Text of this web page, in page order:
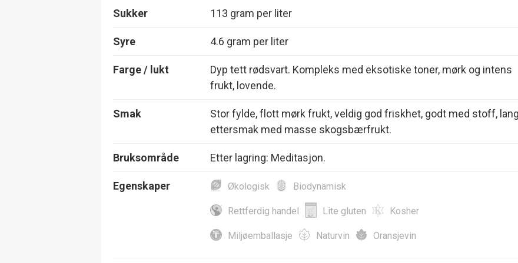
Sukker 113 gram per liter
Syre 4.6 gram per liter
Farge / lukt
Dyp tett rødsvart. Kompleks med eksotiske toner, mørk og intens
frukt, lovende.
Smak
Stor fylde, flott mørk frukt, veldig god friskhet, godt med stoff, lang
ettersmak med masse skogsbærfrukt.
Bruksområde Etter lagring: Meditasjon.
Egenskaper Økologisk Biodynamisk
Rettferdig handel Lite gluten Kosher
Miljøemballasje Naturvin Oransjevin